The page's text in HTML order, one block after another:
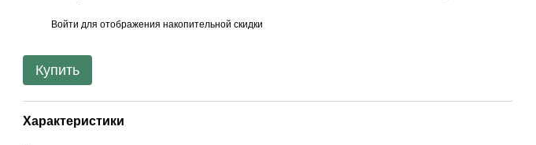
Войти для отображения накопительной скидки
Купить
Характеристики